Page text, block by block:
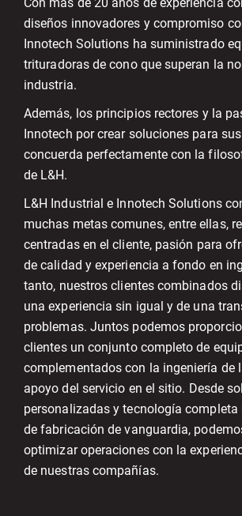
diseños innovadores y compromiso
Innotech Solutions ha suministrado
trituradoras de cono que superan la
industria.
Además, los principios rectores y la
Innotech por crear soluciones para
concuerda perfectamente con la
de L&H.
L&H Industrial e Innotech Solutions
muchas metas comunes, entre ellas,
centradas en el cliente, pasión para
de calidad y experiencia a fondo en
tanto, nuestros clientes combinados
una experiencia sin igual y de una
problemas. Juntos podemos
clientes un conjunto completo de
complementados con la ingeniería de
apoyo del servicio en el sitio. Desde
personalizadas y tecnología
de fabricación de vanguardia,
optimizar operaciones con la
de nuestras compañías.